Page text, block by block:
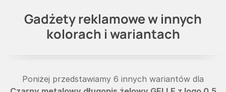
Gadżety reklamowe w innych
kolorach i wariantach
Poniżej przedstawiamy 6 innych wariantów dla